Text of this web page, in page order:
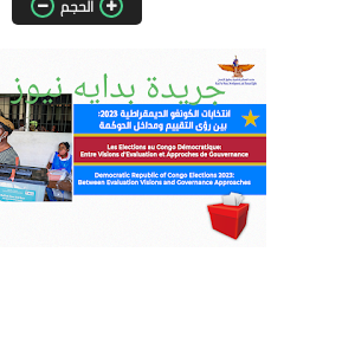
محافظات
القاهرة
القليوبية
الحجم